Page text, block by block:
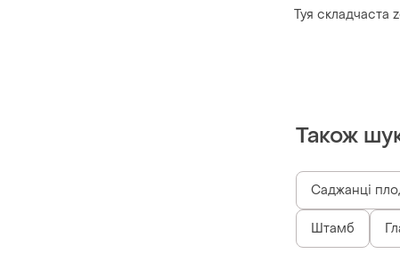
Туя складчаста
Також
Саджанці
Штамб